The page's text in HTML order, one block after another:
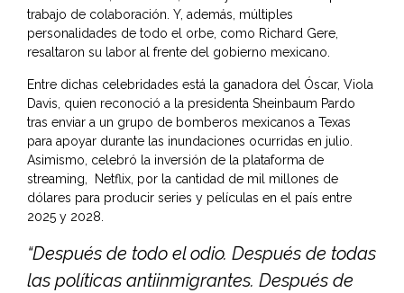
trabajo de colaboración. Y, además, múltiples
personalidades de todo el orbe, como Richard Gere,
resaltaron su labor al frente del gobierno mexicano.
Entre dichas celebridades está la ganadora del Óscar, Viola
Davis , quien reconoció a la presidenta Sheinbaum Pardo
tras enviar a un grupo de bomberos mexicanos a Texas
para apoyar durante las inundaciones ocurridas en julio.
Asimismo, celebró la inversión de la plataforma de
streaming, Netflix, por la cantidad de mil millones de
dólares para producir series y películas en el país entre
2025 y 2028.
“Después de todo el odio. Después de todas
las políticas antiinmigrantes. Después de